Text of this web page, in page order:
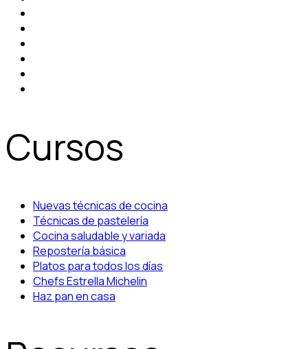
Cursos
Nuevas técnicas de cocina
Técnicas de pastelería
Cocina saludable y variada
Repostería básica
Platos para todos los días
Chefs Estrella Michelin
Haz pan en casa